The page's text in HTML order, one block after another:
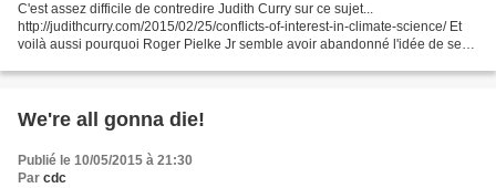
C'est assez difficile de contredire Judith Curry sur ce sujet...
http://judithcurry.com/2015/02/25/conflicts-of-interest-in-climate-science/ Et
voilà aussi pourquoi Roger Pielke Jr semble avoir abandonné l'idée de se
We're all gonna die!
Publié le 10/05/2015 à 21:30
Par cdc